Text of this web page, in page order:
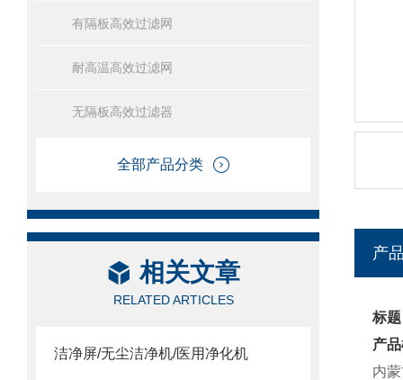
有隔板高效过滤网
耐高温高效过滤网
无隔板高效过滤器
全部产品分类
相关文章
RELATED ARTICLES
洁净屏/无尘洁净机/医用净化机
产
标
产
内